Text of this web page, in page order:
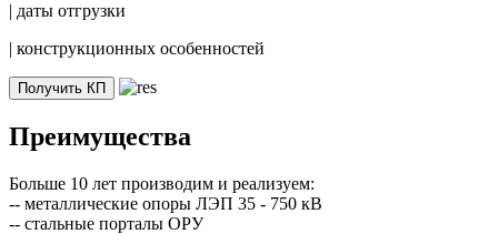
| даты отгрузки
| конструкционных особенностей
Получить КП
Преимущества
Больше 10 лет производим и реализуем:
-- металлические опоры ЛЭП 35 - 750 кВ
-- стальные порталы ОРУ